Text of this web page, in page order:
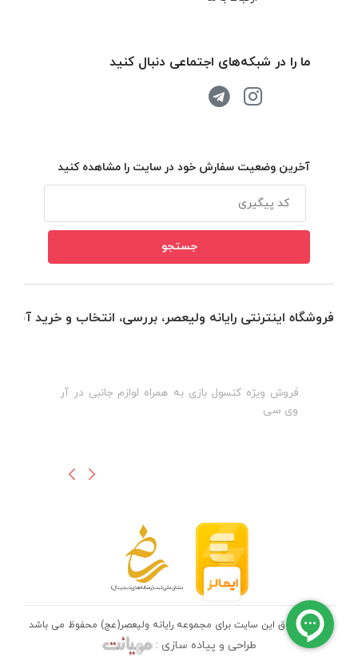
ما را در شبکه‌های اجتماعی دنبال کنید
آخرین وضعیت سفارش خود در سایت را مشاهده کنید
فروشگاه اینترنتی رایانه ولیعصر، بررسی، انتخاب و خرید
فروش ویژه کنسول بازی به همراه لوازم جانبی در آر
وی سی
تمامی حقوق این سایت برای مجموعه رایانه ولیعصر(عج) محفوظ می باشد
طراحی و پیاده سازی :